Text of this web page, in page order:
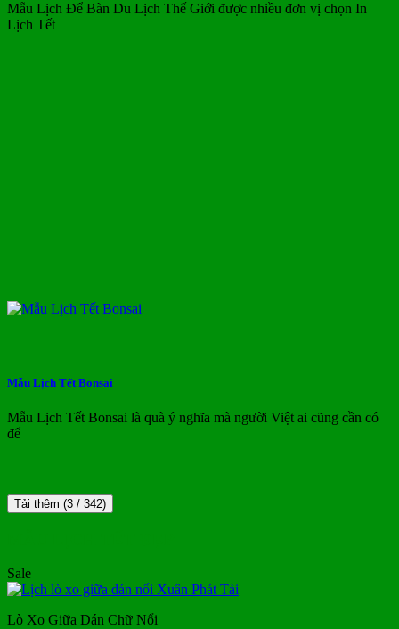
Mẫu Lịch Để Bàn Du Lịch Thế Giới được nhiều đơn vị chọn In
Lịch Tết
Mẫu Lịch Tết Bonsai
Mẫu Lịch Tết Bonsai là quà ý nghĩa mà người Việt ai cũng cần có
để
Tải thêm (3 / 342)
Sale
Lò Xo Giữa Dán Chữ Nổi